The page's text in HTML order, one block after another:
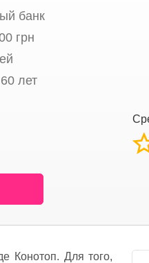
банк
грн
лет
Конотоп. Для того,